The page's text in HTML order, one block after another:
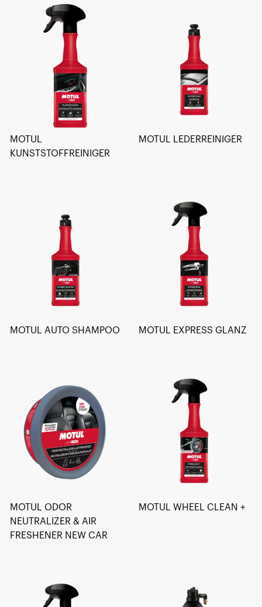
MOTUL
KUNSTSTOFFREINIGER
MOTUL LEDERREINIGER
MOTUL AUTO SHAMPOO MOTUL EXPRESS GLANZ
MOTUL ODOR
NEUTRALIZER & AIR
FRESHENER NEW CAR
MOTUL WHEEL CLEAN +